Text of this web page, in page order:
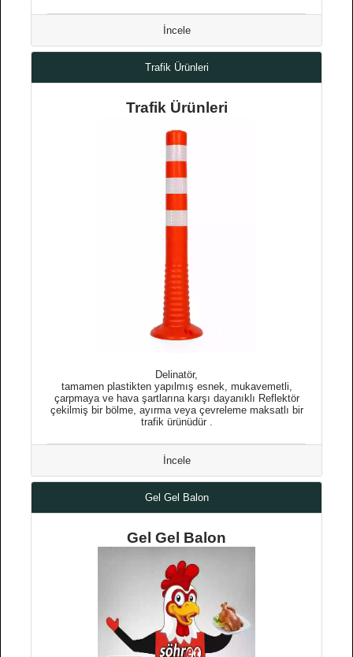
İncele
Trafik Ürünleri
Trafik Ürünleri
Delinatör,
tamamen plastikten yapılmış esnek, mukavemetli,
çarpmaya ve hava şartlarına karşı dayanıklı Reflektör
çekilmiş bir bölme, ayırma veya çevreleme maksatlı bir
trafik ürünüdür .
İncele
Gel Gel Balon
Gel Gel Balon